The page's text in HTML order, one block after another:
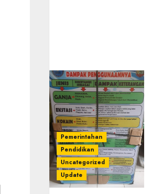
Pemerintahan
Pendidikan
Uncategorized
Update